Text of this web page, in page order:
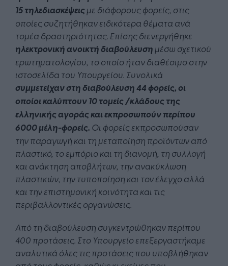
15 τηλεδιασκέψειςμε διάφορους φορείς, στις
οποίες συζητήθηκαν ειδικότερα θέματα ανά
τομέα δραστηριότητας. Επίσης διενεργήθηκε
ηλεκτρονική ανοικτή διαβούλευση μέσω σχετικού
ερωτηματολογίου, το οποίο ήταν διαθέσιμο στην
ιστοσελίδα του Υπουργείου. Συνολικά
συμμετείχαν στη διαβούλευση 44 φορείς, οι
οποίοι καλύπτουν 10 τομείς /κλάδους της
ελληνικής αγοράς και εκπροσωπούν περίπου
6000 μέλη-φορείς. Οι φορείς εκπροσωπούσαν
την παραγωγή και τη μεταποίηση προϊόντων από
πλαστικό, το εμπόριο και τη διανομή, τη συλλογή
και ανάκτηση αποβλήτων, την ανακύκλωση
πλαστικών, την τυποποίηση και τον έλεγχο αλλά
και την επιστημονική κοινότητα και τις
περιβαλλοντικές οργανώσεις.
Από τη διαβούλευση συγκεντρώθηκαν περίπου
400 προτάσεις. Στο Υπουργείο επεξεργαστήκαμε
αναλυτικά όλες τις προτάσεις που υποβλήθηκαν